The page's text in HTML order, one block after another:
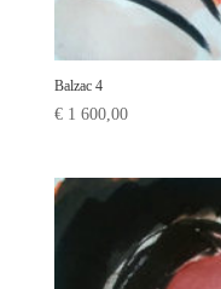
Balzac 4
€1 600,00